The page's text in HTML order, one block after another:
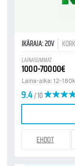
IKÄRAJA: 20V
LAINASUMMAT
1000-70000€
Laina-aika: 12-
9.4/ 10
EHDOT